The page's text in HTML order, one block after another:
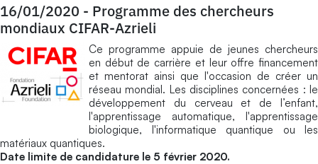
16/01/2020 - Programme des chercheurs
mondiaux CIFAR-Azrieli
Ce programme appuie de jeunes chercheurs
en début de carrière et leur offre financement
et mentorat ainsi que l'occasion de créer un
réseau mondial. Les disciplines concernées : le
développement du cerveau et de l’enfant,
l'apprentissage automatique, l'apprentissage
biologique, l'informatique quantique ou les
matériaux quantiques.
Date limite de candidature le 5 février 2020.